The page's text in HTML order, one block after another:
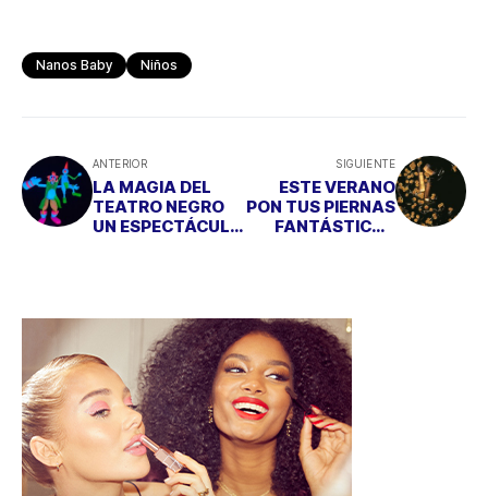
Nanos Baby Niños
ANTERIOR
LA MAGIA DEL
TEATRO NEGRO
UN ESPECTÁCULO
SIGUIENTE
ESTE VERANO
PON TUS PIERNAS
FANTÁSTICAS